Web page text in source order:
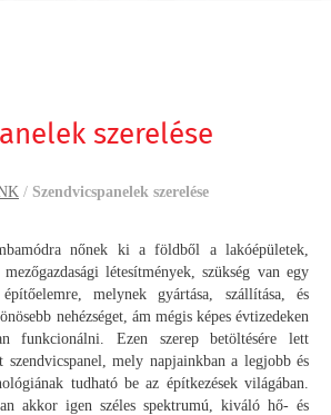
szerelése
/ Szendvicspanelek szerelése
nőnek ki a földből a lakóépületek,
létesítmények, szükség van egy
melynek gyártása, szállítása, és
nehézséget, ám mégis képes évtizedeken
funkcionálni. Ezen szerep betöltésére lett
szendvicspanel, mely napjainkban a legjobb és
tudható be az építkezések világában.
akkor igen széles spektrumú, kiváló hő- és